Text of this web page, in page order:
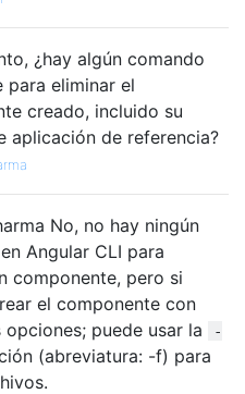
¿hay algún comando
para eliminar el
creado, incluido su
aplicación de referencia?
No, no hay ningún
Angular CLI para
componente, pero si
el componente con
puede usar la
-
(abreviatura: -f) para